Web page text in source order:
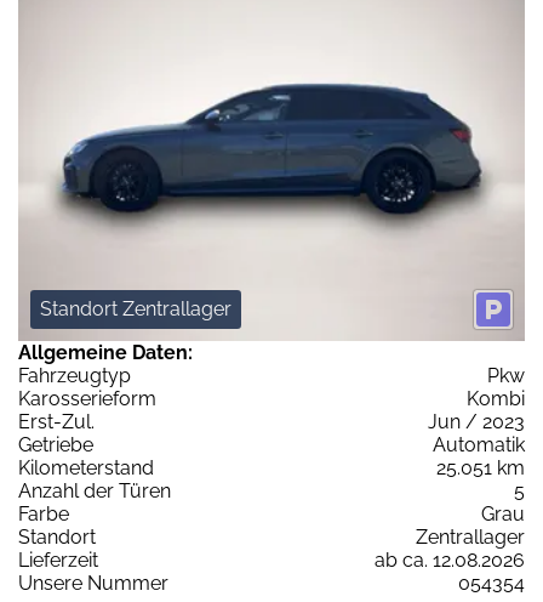
Standort Zentrallager
Allgemeine Daten:
Fahrzeugtyp
Pkw
Karosserieform
Kombi
Erst-Zul.
Jun / 2023
Getriebe
Automatik
Kilometerstand
25.051 km
Anzahl der Türen
5
Farbe
Grau
Standort
Zentrallager
Lieferzeit
ab ca. 12.08.2026
Unsere Nummer
054354